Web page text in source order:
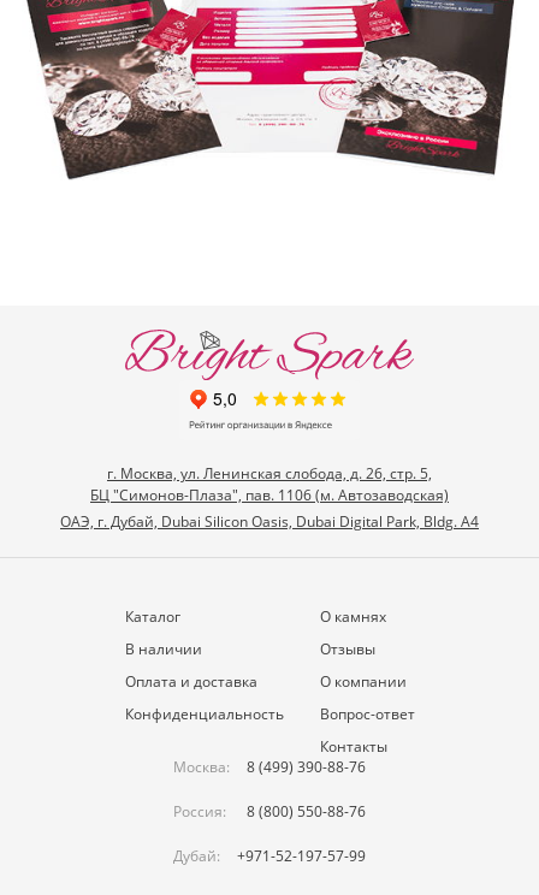
г. Москва, ул. Ленинская слобода, д. 26, стр. 5,
БЦ "Симонов-Плаза", пав. 1106 (м. Автозаводская)
ОАЭ, г. Дубай, Dubai Silicon Oasis, Dubai Digital Park, Bldg. A4
Каталог
В наличии
Оплата и доставка
Конфиденциальность
О камнях
Отзывы
О компании
Вопрос-ответ
Контакты
Москва:
8 (499) 390-88-76
Россия: 8 (800) 550-88-76
Дубай: +971-52-197-57-99